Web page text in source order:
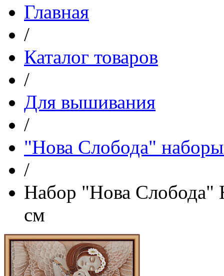
Главная
/
Каталог товаров
/
Для вышивания
/
"Нова Слобода"
/
Набор "Нова Слобода"
см